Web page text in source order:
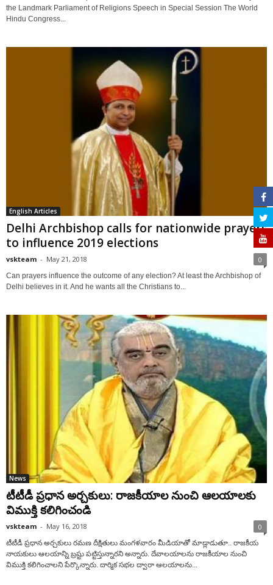
the Landmark Parliament of Religions Speech in Special Session The World
Hindu Congress...
English Articles
Delhi Archbishop calls for nationwide prayers
to influence 2019 elections
vskteam - May 21, 2018 0
Can prayers influence the outcome of any election? At least the Archbishop of
Delhi believes in it. And he wants all the Christians to...
News
టీటీడీ ప్రధాన అర్చకులు: రాజకీయాల నుంచి ఆలయాలకు
విముక్తి కలిగించండి
vskteam - May 16, 2018 0
టీటీడీ ప్రధాన అర్చకులు రమణ దీక్షితులు మంగళవారం మీడియాతో మాడ్లాడుతూ.. రాజకీయ
నాయకులు ఆలయాన్ని బ్రష్టు పట్టిస్తున్నారని అన్నారు. దేవాలయాలను రాజకీయాల నుంచి
విముక్తి కలిగించాలని పేర్కొన్నారు. దార్మిక సభల ద్వారా ఆలయాలను...